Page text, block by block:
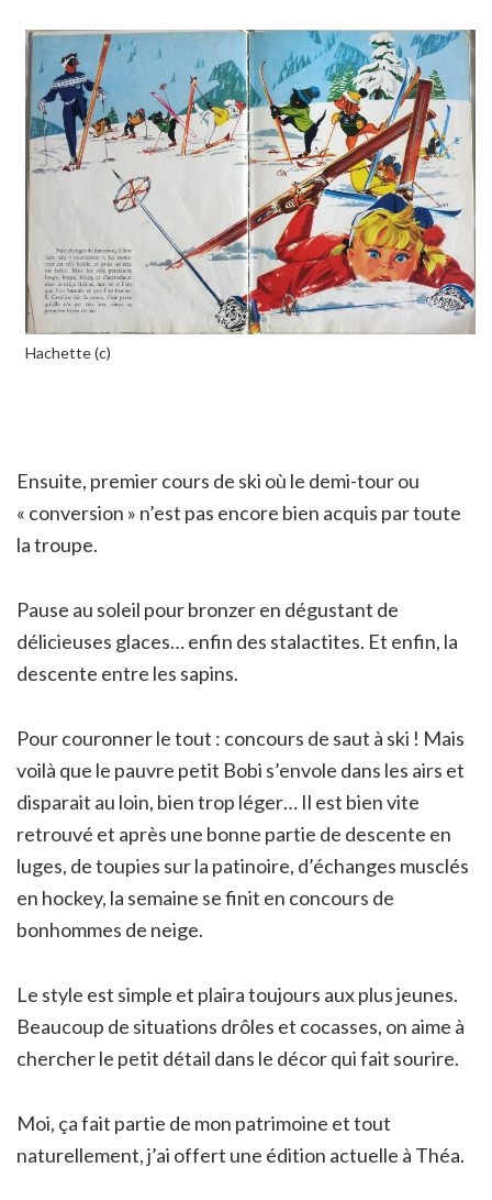
Hachette (c)
Ensuite, premier cours de ski où le demi-tour ou
« conversion » n’est pas encore bien acquis par toute
la troupe.
Pause au soleil pour bronzer en dégustant de
délicieuses glaces… enfin des stalactites. Et enfin, la
descente entre les sapins.
Pour couronner le tout : concours de saut à ski ! Mais
voilà que le pauvre petit Bobi s’envole dans les airs et
disparait au loin, bien trop léger… Il est bien vite
retrouvé et après une bonne partie de descente en
luges, de toupies sur la patinoire, d’échanges musclés
en hockey, la semaine se finit en concours de
bonhommes de neige.
Le style est simple et plaira toujours aux plus jeunes.
Beaucoup de situations drôles et cocasses, on aime à
chercher le petit détail dans le décor qui fait sourire.
Moi, ça fait partie de mon patrimoine et tout
naturellement, j’ai offert une édition actuelle à Théa.